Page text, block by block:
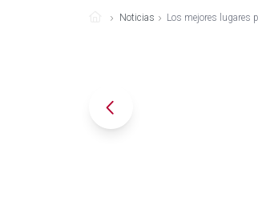
Noticias Los mejores lugares